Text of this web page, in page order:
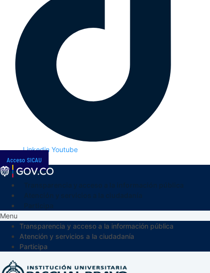
Linkedin Youtube
Acceso SICAU
Menu
Transparencia y acceso a la información pública
Atención y servicios a la ciudadanía
Participa